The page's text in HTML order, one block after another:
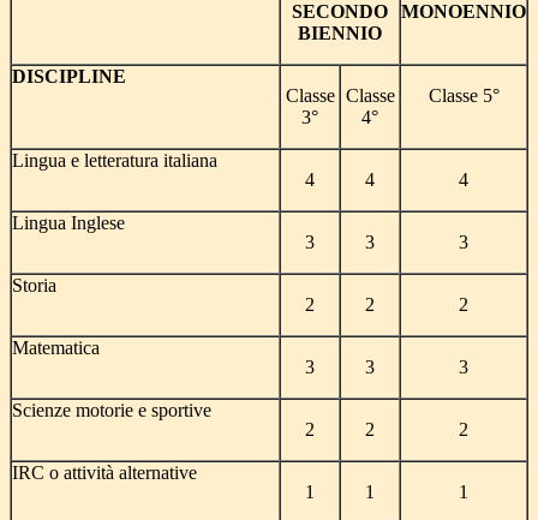
SECONDO
BIENNIO
MONOENNIO
DISCIPLINE
Classe
3°
Classe
4°
Classe 5°
Lingua e letteratura italiana
4
4 4
Lingua Inglese
3
3 3
Storia
2
2 2
Matematica
3
3 3
Scienze motorie e sportive
2
2 2
IRC o attività alternative
1
1 1